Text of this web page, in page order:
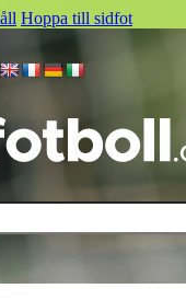
Hoppa till sidfot